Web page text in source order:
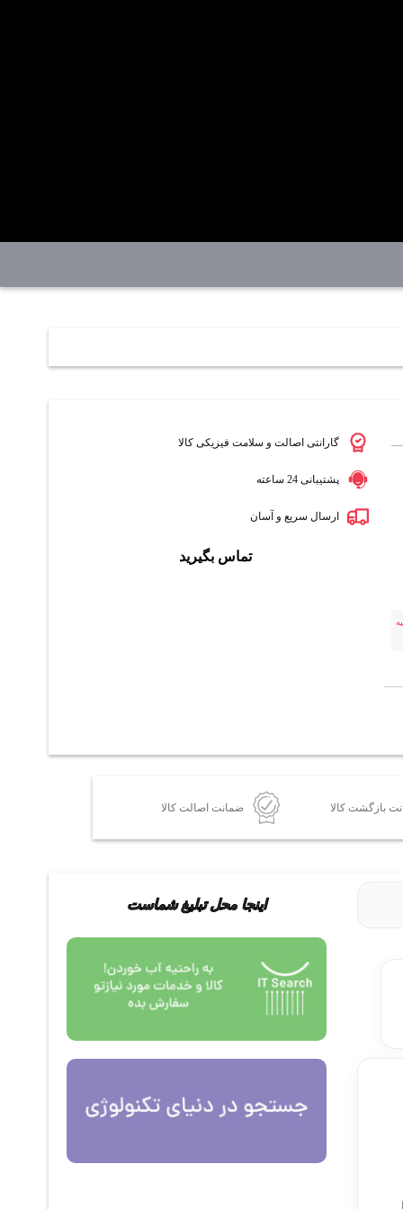
گارانتی اصالت و سلامت فیزیکی کالا
پشتیبانی 24 ساعته
ارسال سریع و آسان
تماس بگیرید
ضمانت اصالت کالا
اینجا محل تبلیغ شماست